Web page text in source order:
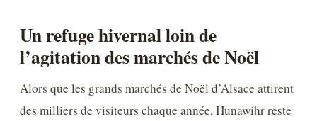
Un refuge hivernal loin de
l’agitation des marchés de Noël
Alors que les grands marchés de Noël d’Alsace attirent
des milliers de visiteurs chaque année, Hunawihr reste